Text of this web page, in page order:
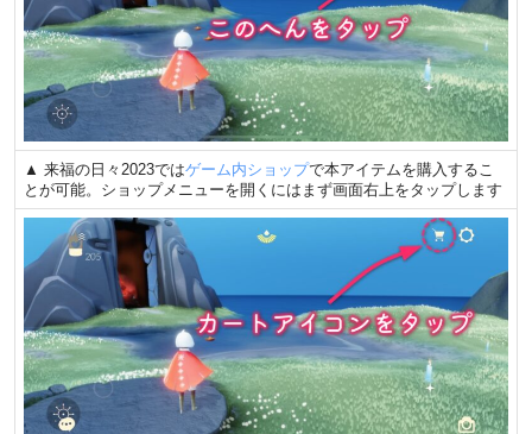
▲ 来福の日々2023ではゲーム内ショップで本アイテムを購入するこ
とが可能。ショップメニューを開くにはまず画面右上をタップします